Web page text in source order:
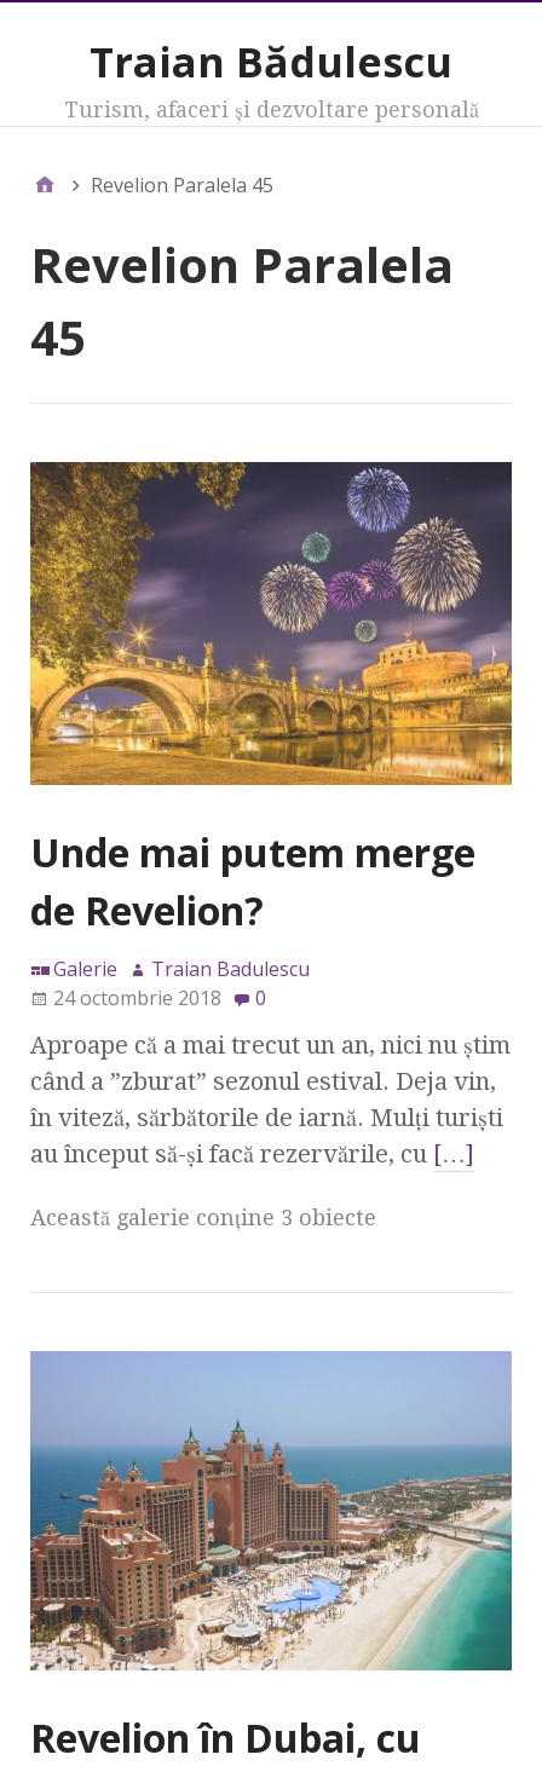
Traian Bădulescu
Turism, afaceri şi dezvoltare personală
Revelion Paralela 45
Revelion Paralela
45
Unde mai putem merge
de Revelion?
Galerie
Traian Badulescu
24 octombrie 2018
0
Aproape că a mai trecut un an, nici nu știm
când a ”zburat” sezonul estival. Deja vin,
în viteză, sărbătorile de iarnă. Mulți turiști
au început să-și facă rezervările, cu […]
Această galerie conţine 3 obiecte
Revelion în Dubai, cu